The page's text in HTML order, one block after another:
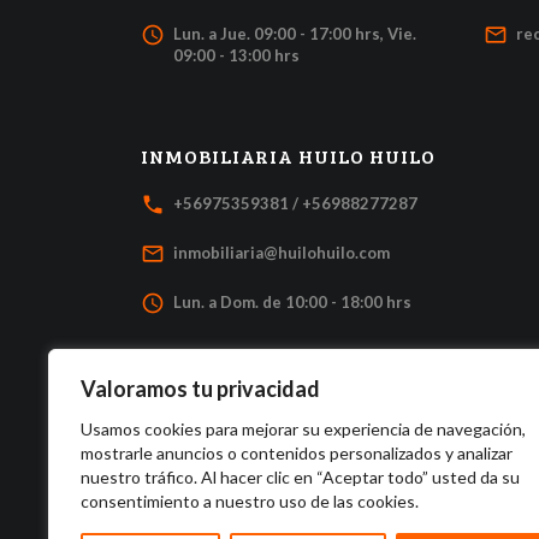
Valoramos tu privacidad
Usamos cookies para mejorar su experiencia de navegación,
mostrarle anuncios o contenidos personalizados y analizar
nuestro tráfico. Al hacer clic en “Aceptar todo” usted da su
consentimiento a nuestro uso de las cookies.
access_time Lun. a Jue. 09:00 - 17:00 hrs, Vie.
09:00 - 13:00 hrs
mail_outline
INMOBILIARIA HUILO HUILO
local_phone +56975359381 / +56988277287
mail_outline inmobiliaria@huilohuilo.com
access_time Lun. a Dom. de 10:00 - 18:00 hrs